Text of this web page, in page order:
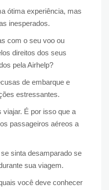
ótima experiência, mas
inesperados.
com o seu voo ou
direitos dos seus
pela Airhelp?
de embarque e
estressantes.
viajar. É por isso que a
passageiros aéreos a
sinta desamparado se
sua viagem.
você deve conhecer